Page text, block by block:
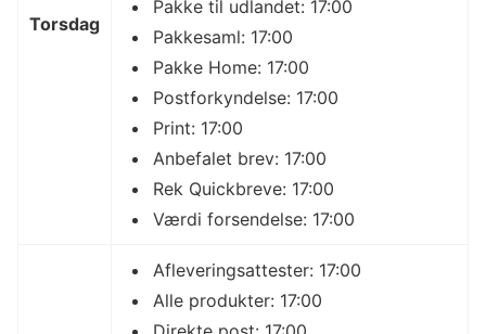
Torsdag
Pakke til udlandet: 17:00
Pakkesaml: 17:00
Pakke Home: 17:00
Postforkyndelse: 17:00
Print: 17:00
Anbefalet brev: 17:00
Rek Quickbreve: 17:00
Værdi forsendelse: 17:00
Afleveringsattester: 17:00
Alle produkter: 17:00